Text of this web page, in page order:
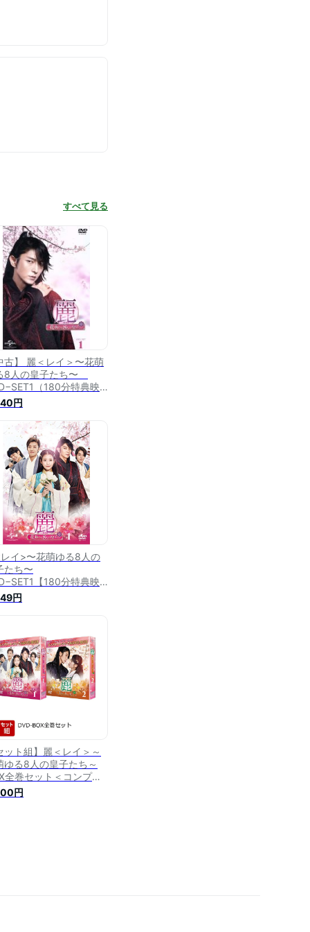
すべて見る
古】 麗＜レイ＞〜花萌
8人の皇子たち〜
（180分特典映
付）（お試しBlu−ray
）／イ・ジュンギ,IU,カ
ハヌル
円
イ>〜花萌ゆる8人の
たち〜
【180分特典映
付】(お試しBlu−ray
)
円
ット組】麗＜レイ＞～
ゆる8人の皇子たち～
全巻セット＜コンプリ
・シンプルDVD-BOXシ
ズ＞【期間限定生産】 [
円